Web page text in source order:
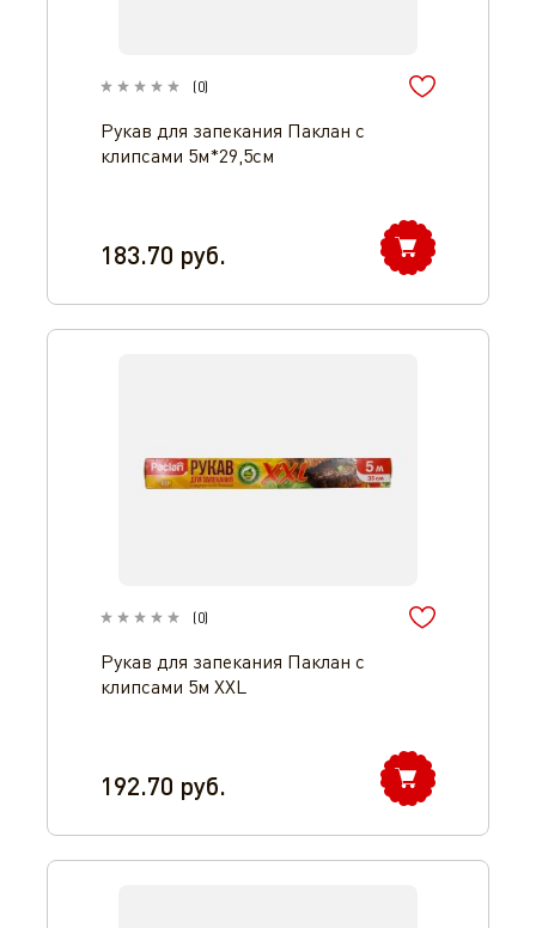
(0)
Рукав для запекания Паклан с
клипсами 5м*29,5см
183.70 руб.
(0)
Рукав для запекания Паклан с
клипсами 5м XXL
192.70 руб.